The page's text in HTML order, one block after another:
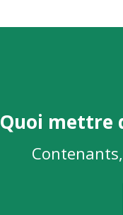
Quoi mettre